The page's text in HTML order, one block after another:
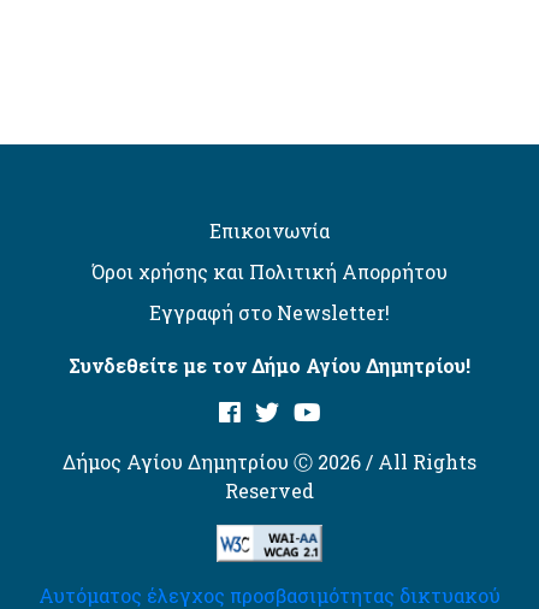
Επικοινωνία
Όροι χρήσης και Πολιτική Απορρήτου
Εγγραφή στο Newsletter!
Συνδεθείτε με τον Δήμο Αγίου Δημητρίου!
Δήμος Αγίου Δημητρίου Ⓒ 2026 / All Rights
Reserved
Αυτόματος έλεγχος προσβασιμότητας δικτυακού